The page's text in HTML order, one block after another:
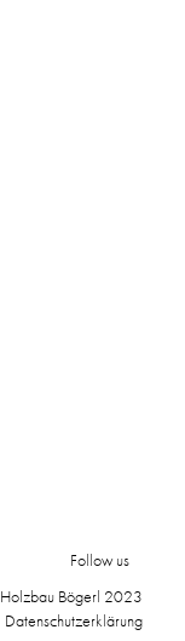
Follow us
Holzbau Bögerl 2023
Datenschutzerklärung